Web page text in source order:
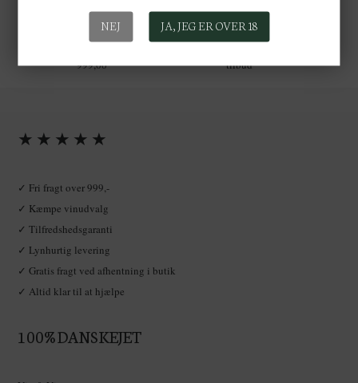
NEJ JA, JEG ER OVER 18
om at jorden og planterne passes og plejes og at vi her har med en ambitiøst
Hurtig levering, 1-3
hverdage
999,00
tilbud
★ ★ ★ ★ ★
✓ Fri fragt over 999,-
✓ Kæmpe vinudvalg
✓ Tilfredshedsgaranti
✓ Lynhurtig levering
✓ Gratis fragt ved afhentning i butik
✓ Altid klar til at hjælpe
100% DANSKEJET